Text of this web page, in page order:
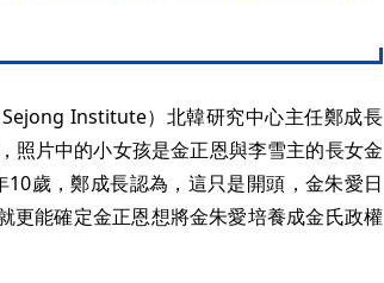
Institute）北韓研究中心主任鄭成長
照片中的小女孩是金正恩與李雪主的長女金
歲，鄭成長認為，這只是開頭，金朱愛日
更能確定金正恩想將金朱愛培養成金氏政權